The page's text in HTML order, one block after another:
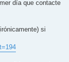
día que contacte
si